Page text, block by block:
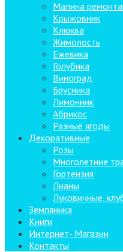
Малина
Крыжовник
Клюква
Жимолость
Ежевика
Голубика
Виноград
Брусника
Лимонник
Абрикос
Разные ягоды
Декоративные
Розы
Многолетние
Гортензия
Лианы
Луковичные,
Земляника
Книги
Интернет- Магазин
Контакты